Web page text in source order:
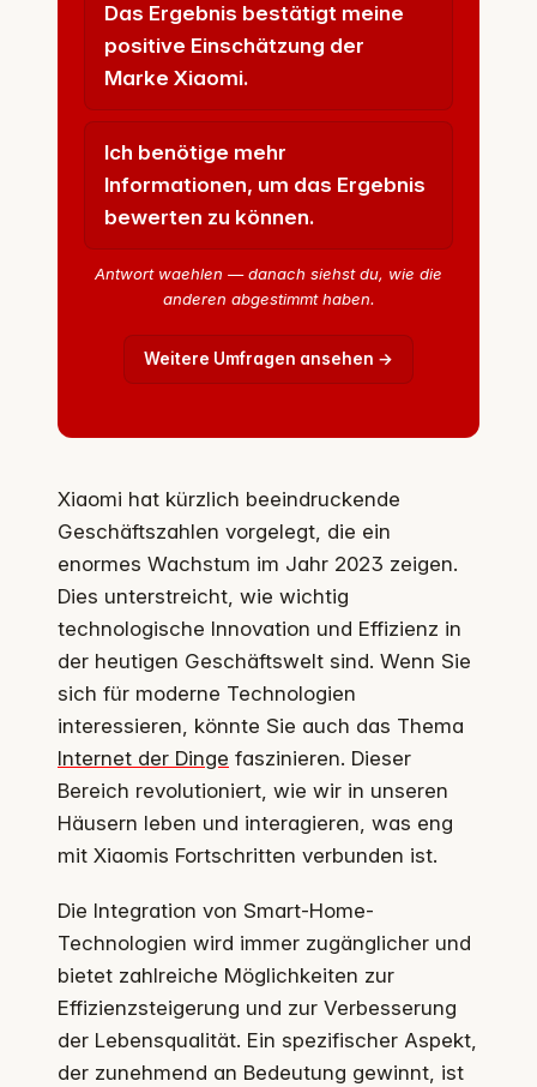
Das Ergebnis bestätigt meine
positive Einschätzung der
Marke Xiaomi.
Ich benötige mehr
Informationen, um das Ergebnis
bewerten zu können.
Antwort waehlen — danach siehst du, wie die
anderen abgestimmt haben.
Weitere Umfragen ansehen →
Xiaomi hat kürzlich beeindruckende
Geschäftszahlen vorgelegt, die ein
enormes Wachstum im Jahr 2023 zeigen.
Dies unterstreicht, wie wichtig
technologische Innovation und Effizienz in
der heutigen Geschäftswelt sind. Wenn Sie
sich für moderne Technologien
interessieren, könnte Sie auch das Thema
Internet der Dinge faszinieren. Dieser
Bereich revolutioniert, wie wir in unseren
Häusern leben und interagieren, was eng
mit Xiaomis Fortschritten verbunden ist.
Die Integration von Smart-Home-
Technologien wird immer zugänglicher und
bietet zahlreiche Möglichkeiten zur
Effizienzsteigerung und zur Verbesserung
der Lebensqualität. Ein spezifischer Aspekt,
der zunehmend an Bedeutung gewinnt, ist